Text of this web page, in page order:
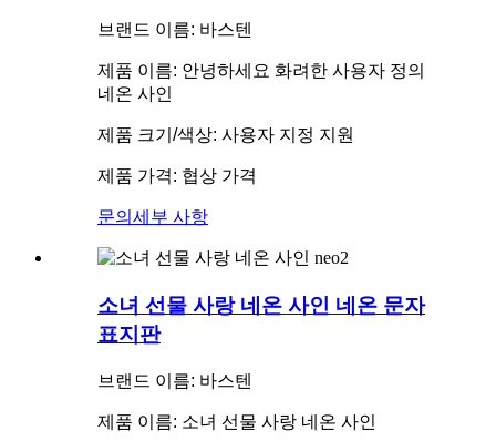
브랜드 이름: 바스텐
제품 이름: 안녕하세요 화려한 사용자 정의
네온 사인
제품 크기/색상: 사용자 지정 지원
제품 가격: 협상 가격
문의 세부 사항
소녀 선물 사랑 네온 사인 네온 문자
표지판
브랜드 이름: 바스텐
제품 이름: 소녀 선물 사랑 네온 사인